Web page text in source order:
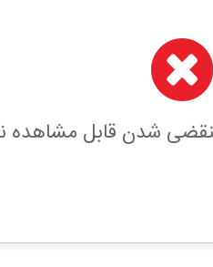
شدن قابل مشاهده